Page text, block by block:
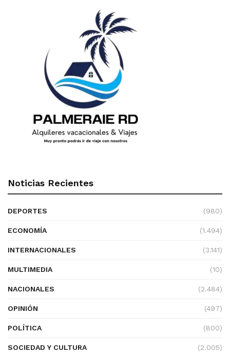
Noticias Recientes
DEPORTES (980)
ECONOMÍA (1.494)
INTERNACIONALES (3.141)
MULTIMEDIA (10)
NACIONALES (2.484)
OPINIÓN (497)
POLÍTICA (800)
SOCIEDAD Y CULTURA (2.005)